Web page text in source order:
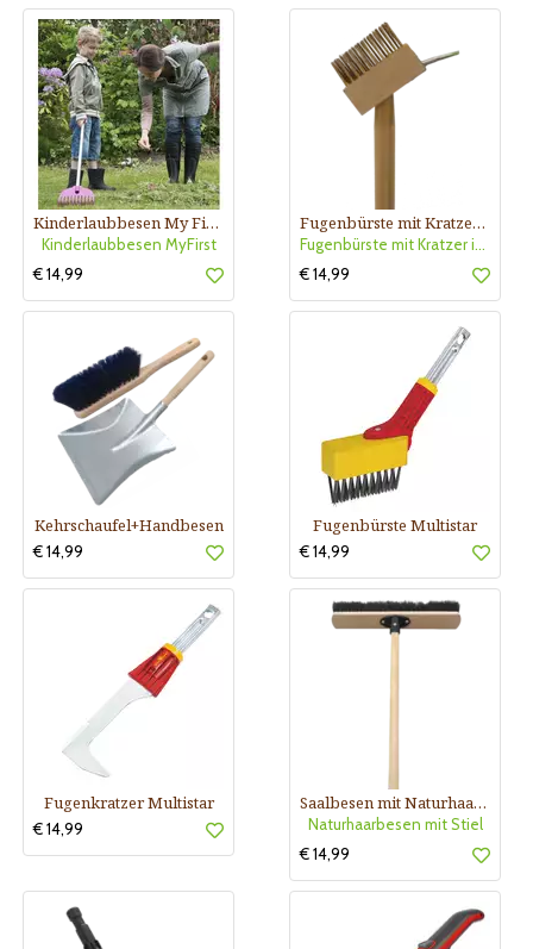
Kinderlaubbesen My First
Kinderlaubbesen MyFirst
€ 14,99
Fugenbürste mit Kratzer incl. Stiel
Fugenbürste mit Kratzer incl.Stiel
€ 14,99
Kehrschaufel+Handbesen
€ 14,99
Fugenbürste Multistar
€ 14,99
Fugenkratzer Multistar
€ 14,99
Saalbesen mit Naturhaar incl.Stiel
Naturhaarbesen mit Stiel
€ 14,99